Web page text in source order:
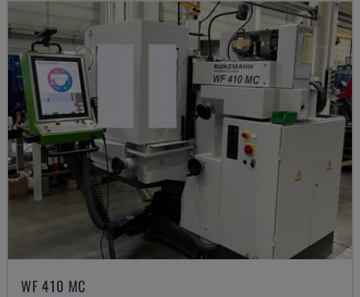
WF 410 MC